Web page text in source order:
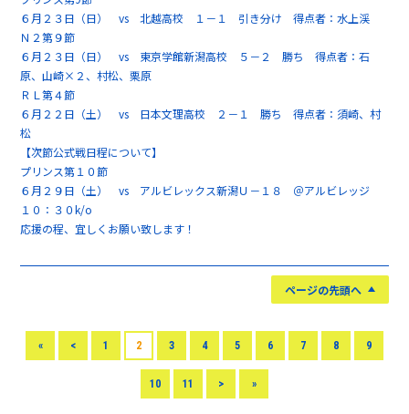
６月２３日（日） vs 北越高校 １－１ 引き分け 得点者：水上渓
Ｎ２第９節
６月２３日（日） vs 東京学館新潟高校 ５－２ 勝ち 得点者：石
原、山崎×２、村松、栗原
ＲＬ第４節
６月２２日（土） vs 日本文理高校 ２－１ 勝ち 得点者：須崎、村
松
【次節公式戦日程について】
プリンス第１０節
６月２９日（土） vs アルビレックス新潟Ｕ－１８ ＠アルビレッジ
１０：３０k/o
応援の程、宜しくお願い致します！
ページの先頭へ
« < 1 2 3 4 5 6 7 8 9
10 11 > »